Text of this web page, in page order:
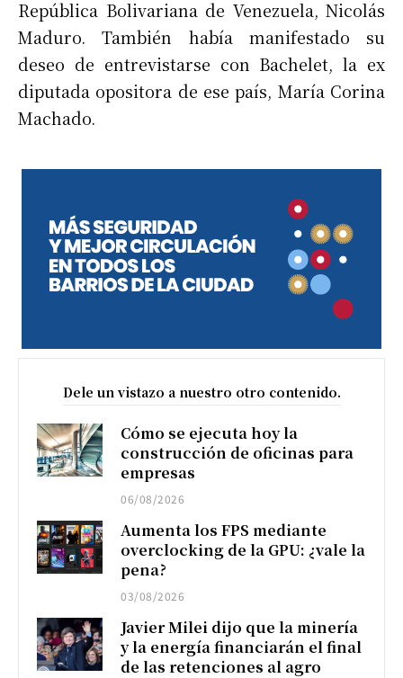
República Bolivariana de Venezuela, Nicolás
Maduro. También había manifestado su
deseo de entrevistarse con Bachelet, la ex
diputada opositora de ese país, María Corina
Machado.
Dele un vistazo a nuestro otro contenido.
Cómo se ejecuta hoy la
construcción de oficinas para
empresas
06/08/2026
Aumenta los FPS mediante
overclocking de la GPU: ¿vale la
pena?
03/08/2026
Javier Milei dijo que la minería
y la energía financiarán el final
de las retenciones al agro